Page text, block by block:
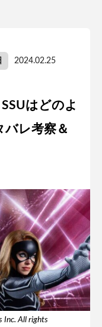
2024.02.25
はどのよ
バレ考察＆
Inc. All rights